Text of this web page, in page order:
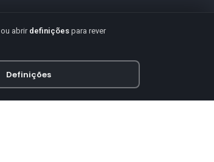
ou abrir definições para rever
Definições